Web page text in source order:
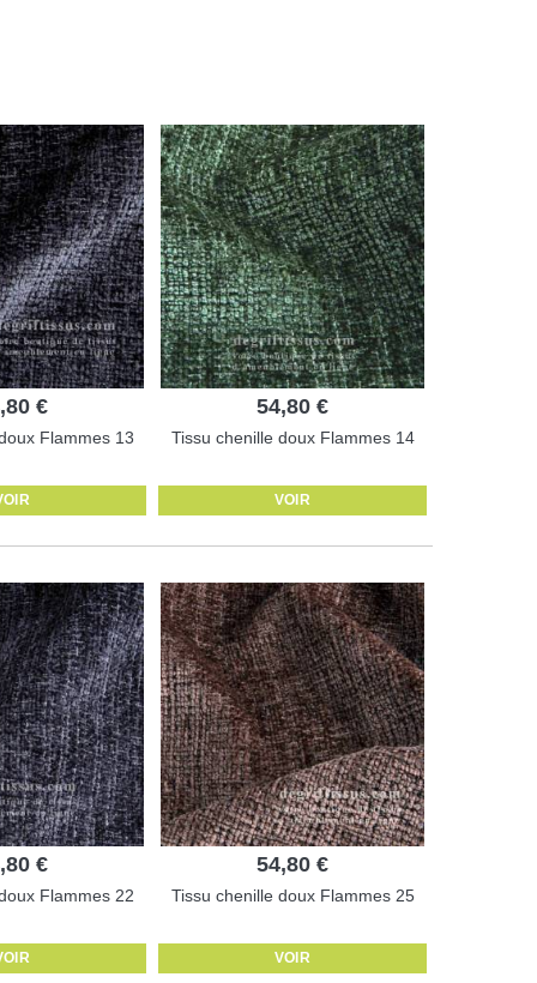
€
Flammes 13
54,80 €
Tissu chenille doux Flammes 14
VOIR
€
Flammes 22
54,80 €
Tissu chenille doux Flammes 25
VOIR